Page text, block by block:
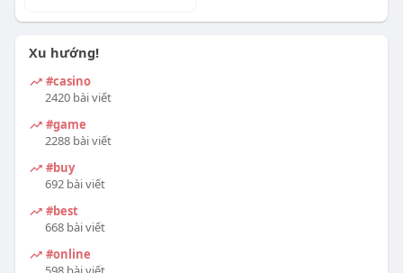
Xu hướng!
#casino
2420 bài viết
#game
2288 bài viết
#buy
692 bài viết
#best
668 bài viết
#online